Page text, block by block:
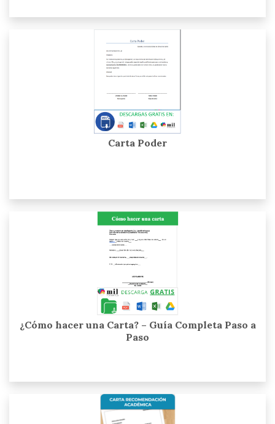
Carta Poder
¿Cómo hacer una Carta? – Guía Completa Paso a
Paso